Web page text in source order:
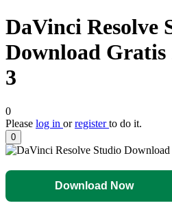
DaVinci Resolve
Download Gratis
3
0
Please log in orregisterto do it.
0
Download Now